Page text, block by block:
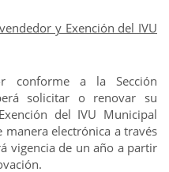
y Exención del IVU
conforme a la Sección
solicitar o renovar su
del IVU Municipal
manera electrónica a través
vigencia de un año a partir